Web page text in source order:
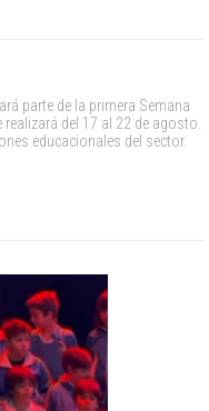
parte de la primera Semana
del 17 al 22 de agosto.
educacionales del sector.